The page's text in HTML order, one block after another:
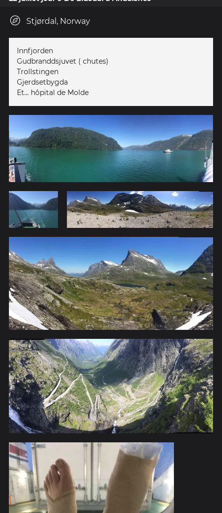
Stjørdal, Norway
Innfjorden
Gudbranddsjuvet ( chutes)
Trollstingen
Gjerdsetbygda
Et... hôpital de Molde